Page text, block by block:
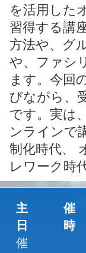
を活用した
習得する講
方法や、グ
や、ファシ
ます。今回
びながら、
です。実は
ンラインで
制化時代、
レワーク時
主 催
日 時8
催